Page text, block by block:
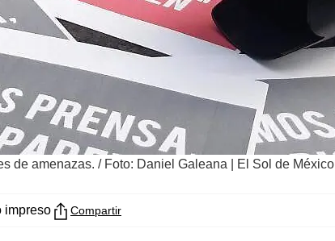
de amenazas. / Foto: Daniel Galeana | El Sol de México
impreso Compartir